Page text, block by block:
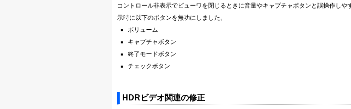
コントロール非表示でビューワを閉じるときに音量やキャプチャボタンと誤操作しや
示時に以下のボタンを無功にしました。
ボリューム
キャプチャボタン
終了モードボタン
チェックボタン
HDRビデオ関連の修正